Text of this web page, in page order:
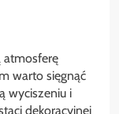
atmosferę
warto sięgnąć
wyciszeniu i
dekoracyjnej